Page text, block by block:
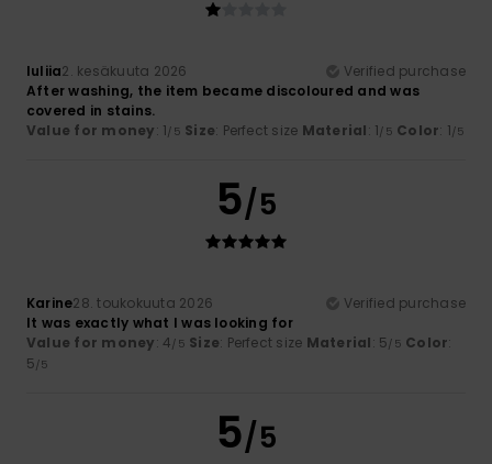
Iuliia2. kesäkuuta 2026
Verified purchase
After washing, the item became discoloured and was
covered in stains.
Value for money: 1/5 Size: Perfect size Material: 1/5 Color: 1/5
5/5
Karine28. toukokuuta 2026
Verified purchase
It was exactly what I was looking for
Value for money: 4/5 Size: Perfect size Material: 5/5 Color:
5/5
5/5